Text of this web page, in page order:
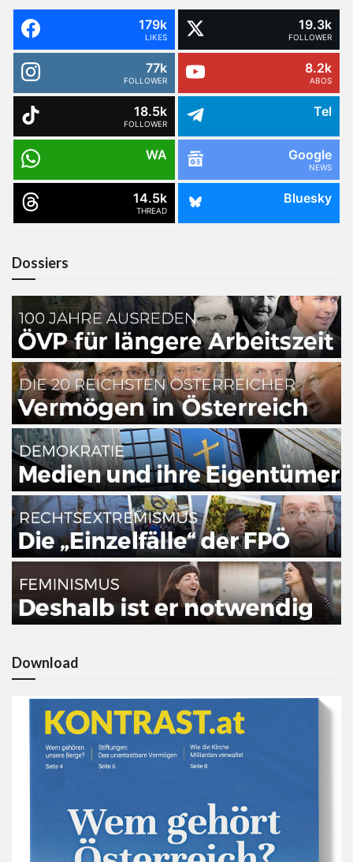
179k
LIKES
19.3k
FOLLOWER
77k
FOLLOWER
8.2k
ABOS
18.5k
FOLLOWER
Tel
WA Google
NEWS
14.5k
THREAD
Bluesky
Dossiers
Download